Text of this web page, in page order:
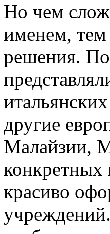
Но чем
именем, тем
решения.
другие
Малайзии,
конкретных
красиво